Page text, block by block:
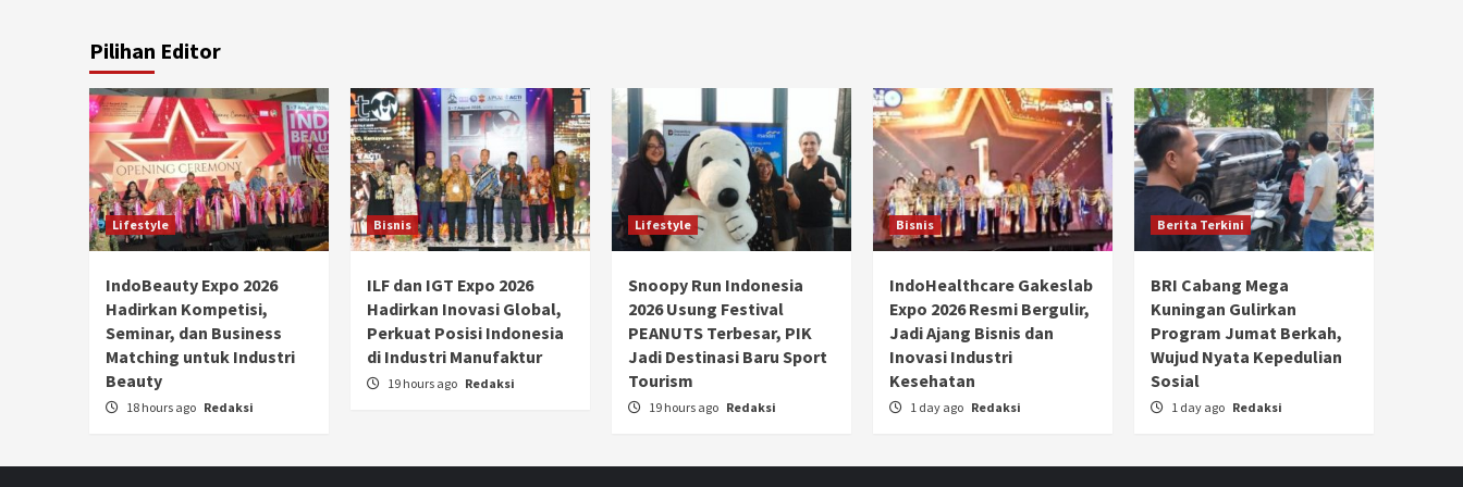
Pilihan Editor
Lifestyle
IndoBeauty Expo 2026
Hadirkan Kompetisi,
Seminar, dan Business
Matching untuk Industri
Beauty
18 hours ago Redaksi
Bisnis
ILF dan IGT Expo 2026
Hadirkan Inovasi Global,
Perkuat Posisi Indonesia
di Industri Manufaktur
19 hours ago Redaksi
Lifestyle
Snoopy Run Indonesia
2026 Usung Festival
PEANUTS Terbesar, PIK
Jadi Destinasi Baru Sport
Tourism
19 hours ago Redaksi
Bisnis
IndoHealthcare Gakeslab
Expo 2026 Resmi Bergulir,
Jadi Ajang Bisnis dan
Inovasi Industri
Kesehatan
1 day ago Redaksi
Berita Terkini
BRI Cabang Mega
Kuningan Gulirkan
Program Jumat Berkah,
Wujud Nyata Kepedulian
Sosial
1 day ago Redaksi